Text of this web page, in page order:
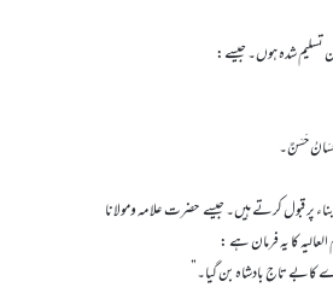
تسلیم شدہ ہوں۔ جیسے:
حَسَنٌ۔
پر قبول کرتے ہیں۔ جیسے حضرت علامہ ومولانا
کا یہ فرمان ہے :
کابے تاج بادشاہ بن گیا۔”